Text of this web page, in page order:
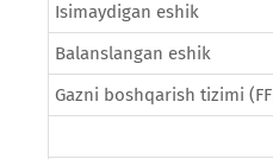
Isimaydigan eshik
Balanslangan eshik
Gazni boshqarish tizimi